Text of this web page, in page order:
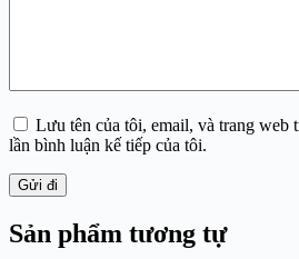
Lưu tên của tôi, email, và trang web
lần bình luận kế tiếp của tôi.
Gửi đi
Sản phẩm tương tự